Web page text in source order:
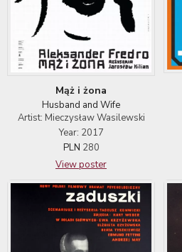
Mąż i żona
Husband and Wife
Artist: Mieczysław Wasilewski
Year: 2017
PLN 280
View poster